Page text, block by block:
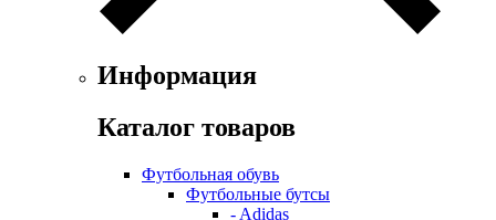
Информация
Каталог товаров
Футбольная обувь
Футбольные бутсы
- Adidas